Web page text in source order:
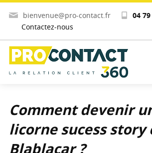
bienvenue@pro-contact.fr
04
Contactez-nous
Comment devenir
licorne sucess story
Blablacar ?